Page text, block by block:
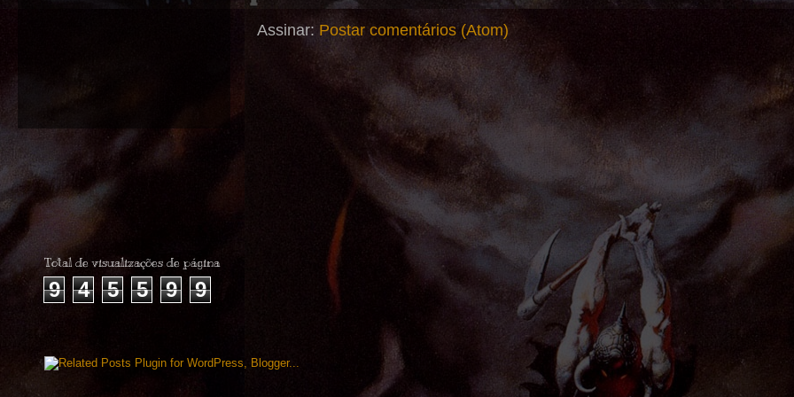
Assinar: Postar comentários (Atom)
Total de visualizações de página
9 4 5 5 9 9